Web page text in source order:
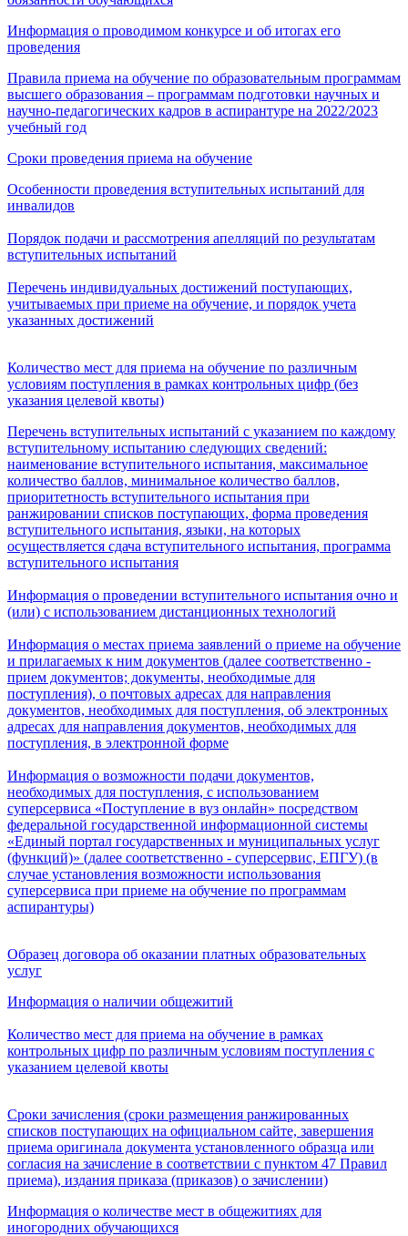
Информация о проводимом конкурсе и об итогах его
проведения
Правила приема на обучение по образовательным программам
высшего образования – программам подготовки научных и
научно-педагогических кадров в аспирантуре на 2022/2023
учебный год
Сроки проведения приема на обучение
Особенности проведения вступительных испытаний для
инвалидов
Порядок подачи и рассмотрения апелляций по результатам
вступительных испытаний
Перечень индивидуальных достижений поступающих,
учитываемых при приеме на обучение, и порядок учета
указанных достижений
Количество мест для приема на обучение по различным
условиям поступления в рамках контрольных цифр (без
указания целевой квоты)
Перечень вступительных испытаний с указанием по каждому
вступительному испытанию следующих сведений:
наименование вступительного испытания, максимальное
количество баллов, минимальное количество баллов,
приоритетность вступительного испытания при
ранжировании списков поступающих, форма проведения
вступительного испытания, языки, на которых
осуществляется сдача вступительного испытания, программа
вступительного испытания
Информация о проведении вступительного испытания очно и
(или) с использованием дистанционных технологий
Информация о местах приема заявлений о приеме на обучение
и прилагаемых к ним документов (далее соответственно -
прием документов; документы, необходимые для
поступления), о почтовых адресах для направления
документов, необходимых для поступления, об электронных
адресах для направления документов, необходимых для
поступления, в электронной форме
Информация о возможности подачи документов,
необходимых для поступления, с использованием
суперсервиса «Поступление в вуз онлайн» посредством
федеральной государственной информационной системы
«Единый портал государственных и муниципальных услуг
(функций)» (далее соответственно - суперсервис, ЕПГУ) (в
случае установления возможности использования
суперсервиса при приеме на обучение по программам
аспирантуры)
Образец договора об оказании платных образовательных
услуг
Информация о наличии общежитий
Количество мест для приема на обучение в рамках
контрольных цифр по различным условиям поступления с
указанием целевой квоты
Сроки зачисления (сроки размещения ранжированных
списков поступающих на официальном сайте, завершения
приема оригинала документа установленного образца или
согласия на зачисление в соответствии с пунктом 47 Правил
приема), издания приказа (приказов) о зачислении)
Информация о количестве мест в общежитиях для
иногородних обучающихся